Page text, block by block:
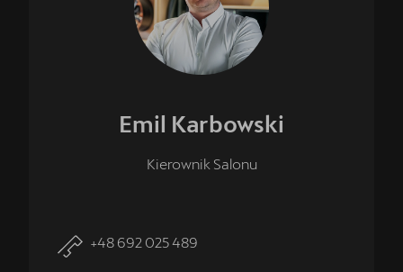
Emil Karbowski
Kierownik Salonu
+48 692 025 489